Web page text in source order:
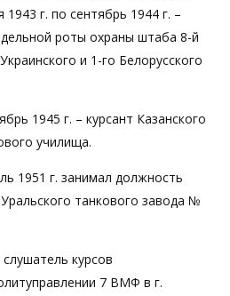
г. по сентябрь 1944 г. –
роты охраны штаба 8-й
и 1-го Белорусского
1945 г. – курсант Казанского
училища.
1951 г. занимал должность
танкового завода №
курсов
7 ВМФ в г.